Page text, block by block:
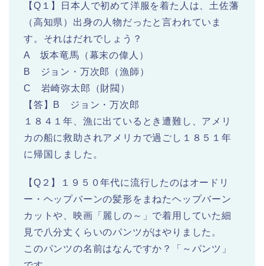
【Q１】日本人で初めて洋服を着た人は、土佐藩
（高知県）出身の人物だったと言われていま
す。それはだれでしょう？
A 坂本竜馬（幕末の偉人）
B ジョン・万次郎（漁師）
C 岩崎弥太郎（財閥）
【答】B ジョン・万次郎
１８４１年、漁に出ているとき遭難し、アメリ
カの船に救助されアメリカで過ごし１８５１年
に帰国しました。
【Q２】１９５０年代に流行したのはオードリ
ー・ヘップバーンの髪形をまねたヘップバーン
カットや、映画「麗しの～」で着用していた細
見で八分丈くらいのパンツがはやりました。
このパンツの名前はなんですか？「～パンツ」